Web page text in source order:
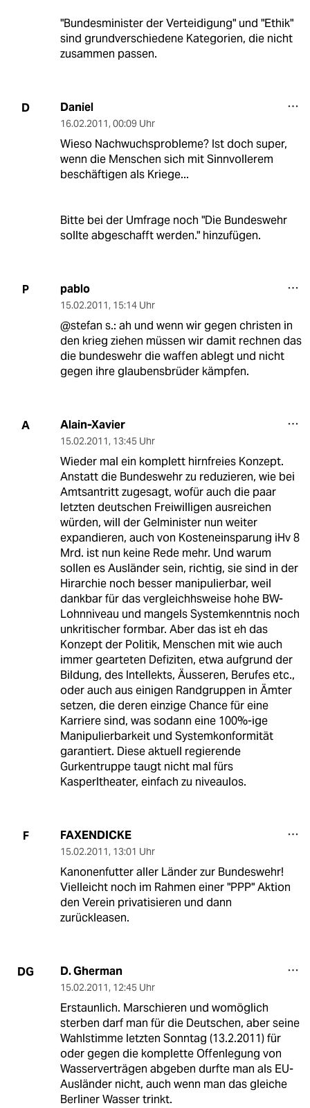
"Bundesminister der Verteidigung" und "Ethik"
sind grundverschiedene Kategorien, die nicht
zusammen passen.
D Daniel
16.02.2011, 00:09 Uhr
Wieso Nachwuchsprobleme? Ist doch super,
wenn die Menschen sich mit Sinnvollerem
beschäftigen als Kriege...
Bitte bei der Umfrage noch "Die Bundeswehr
sollte abgeschafft werden." hinzufügen.
P pablo
15.02.2011, 15:14 Uhr
@stefan s.: ah und wenn wir gegen christen in
den krieg ziehen müssen wir damit rechnen das
die bundeswehr die waffen ablegt und nicht
gegen ihre glaubensbrüder kämpfen.
A Alain-Xavier
15.02.2011, 13:45 Uhr
Wieder mal ein komplett hirnfreies Konzept.
Anstatt die Bundeswehr zu reduzieren, wie bei
Amtsantritt zugesagt, wofür auch die paar
letzten deutschen Freiwilligen ausreichen
würden, will der Gelminister nun weiter
expandieren, auch von Kosteneinsparung iHv 8
Mrd. ist nun keine Rede mehr. Und warum
sollen es Ausländer sein, richtig, sie sind in der
Hirarchie noch besser manipulierbar, weil
dankbar für das vergleichhsweise hohe BW-
Lohnniveau und mangels Systemkenntnis noch
unkritischer formbar. Aber das ist eh das
Konzept der Politik, Menschen mit wie auch
immer gearteten Defiziten, etwa aufgrund der
Bildung, des Intellekts, Äusseren, Berufes etc.,
oder auch aus einigen Randgruppen in Ämter
setzen, die deren einzige Chance für eine
Karriere sind, was sodann eine 100%-ige
Manipulierbarkeit und Systemkonformität
garantiert. Diese aktuell regierende
Gurkentruppe taugt nicht mal fürs
Kasperltheater, einfach zu niveaulos.
F FAXENDICKE
15.02.2011, 13:01 Uhr
Kanonenfutter aller Länder zur Bundeswehr!
Vielleicht noch im Rahmen einer "PPP" Aktion
den Verein privatisieren und dann
zurückleasen.
DG D. Gherman
15.02.2011, 12:45 Uhr
Erstaunlich. Marschieren und womöglich
sterben darf man für die Deutschen, aber seine
Wahlstimme letzten Sonntag (13.2.2011) für
oder gegen die komplette Offenlegung von
Wasserverträgen abgeben durfte man als EU-
Ausländer nicht, auch wenn man das gleiche
Berliner Wasser trinkt.